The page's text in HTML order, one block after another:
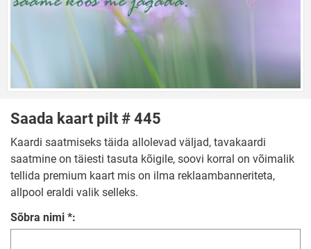
Saada kaart pilt # 445
Kaardi saatmiseks täida allolevad väljad, tavakaardi
saatmine on täiesti tasuta kõigile, soovi korral on võimalik
tellida premium kaart mis on ilma reklaambanneriteta,
allpool eraldi valik selleks.
Sõbra nimi *: